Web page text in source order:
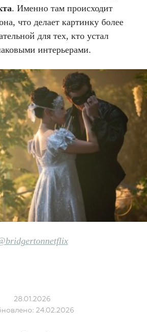
. Именно там происходит
что делает картинку более
для тех, кто устал
интерьерами.
28.01.2026
24.02.2026